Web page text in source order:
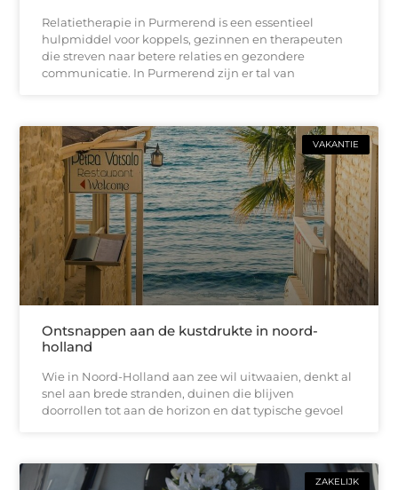
Relatietherapie in Purmerend is een essentieel
hulpmiddel voor koppels, gezinnen en therapeuten
die streven naar betere relaties en gezondere
communicatie. In Purmerend zijn er tal van
VAKANTIE
Ontsnappen aan de kustdrukte in noord-
holland
Wie in Noord-Holland aan zee wil uitwaaien, denkt al
snel aan brede stranden, duinen die blijven
doorrollen tot aan de horizon en dat typische gevoel
ZAKELIJK